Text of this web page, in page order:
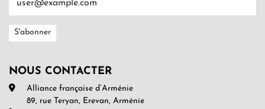
NOUS CONTACTER
Alliance française d’Arménie
89, rue Teryan, Erevan, Arménie